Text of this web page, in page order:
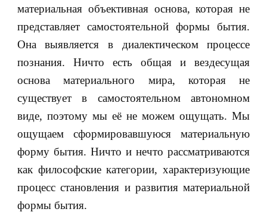
материальная объективная основа, которая не
представляет самостоятельной формы бытия.
Она выявляется в диалектическом процессе
познания. Ничто есть общая и вездесущая
основа материального мира, которая не
существует в самостоятельном автономном
виде, поэтому мы её не можем ощущать. Мы
ощущаем сформировавшуюся материальную
форму бытия. Ничто и нечто рассматриваются
как философские категории, характеризующие
процесс становления и развития материальной
формы бытия.